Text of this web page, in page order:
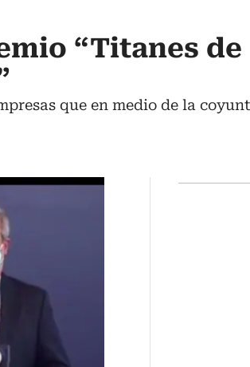
“Titanes de
que en medio de la